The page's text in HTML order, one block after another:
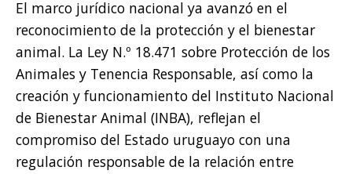
El marco jurídico nacional ya avanzó en el
reconocimiento de la protección y el bienestar
animal. La Ley N.º 18.471 sobre Protección de los
Animales y Tenencia Responsable, así como la
creación y funcionamiento del Instituto Nacional
de Bienestar Animal (INBA), reflejan el
compromiso del Estado uruguayo con una
regulación responsable de la relación entre